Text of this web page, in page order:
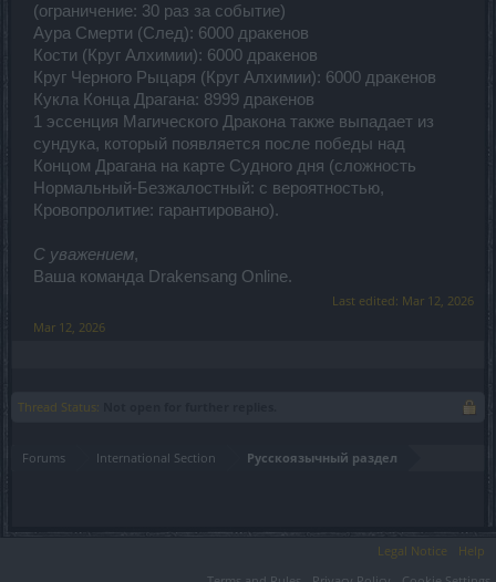
(ограничение: 30 раз за событие)
Аура Смерти (След): 6000 дракенов
Кости (Круг Алхимии): 6000 дракенов
Круг Черного Рыцаря (Круг Алхимии): 6000 дракенов
Кукла Конца Драгана: 8999 дракенов
1 эссенция Магического Дракона также выпадает из
сундука, который появляется после победы над
Концом Драгана на карте Судного дня (сложность
Нормальный-Безжалостный: с вероятностью,
Кровопролитие: гарантировано).
С уважением,
Ваша команда Drakensang Online.
Last edited: Mar 12, 2026
Mar 12, 2026
Thread Status:
Forums International Section Русскоязычный раздел
Legal Notice
Help